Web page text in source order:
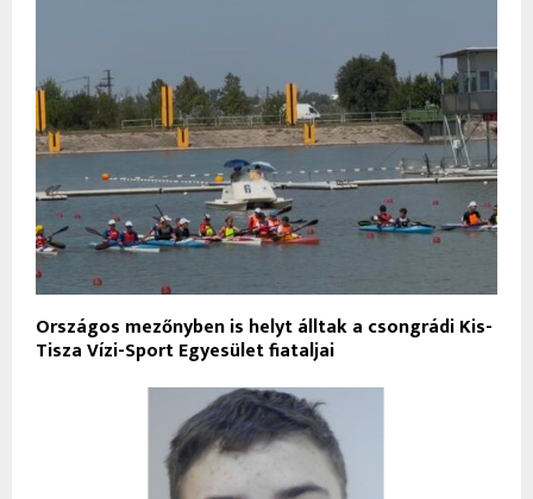
Országos mezőnyben is helyt álltak a csongrádi Kis-
Tisza Vízi-Sport Egyesület fiataljai